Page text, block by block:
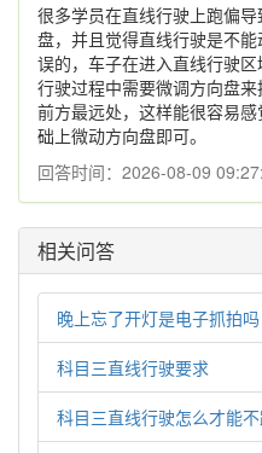
很多学员在直线行驶上跑偏
盘，并且觉得直线行驶是不
误的，车子在进入直线行驶
行驶过程中需要微调方向盘
前方最远处，这样能很容易
础上微动方向盘即可。
回答时间：2026-08-09
相关问答
晚上忘了开灯是电子抓拍吗
科目三直线行驶要求
科目三直线行驶怎么才能